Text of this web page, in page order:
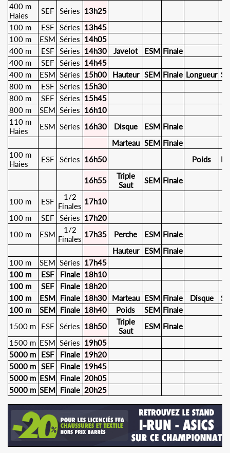
400 m
Haies
SEF Séries 13h25
100 m
ESF Séries 13h45
100 m
ESM Séries 14h05
400 m
ESF Séries 14h30 Javelot ESM Finale
400 m
SEF Séries 14h45
400 m
ESM Séries 15h00 Hauteur SEM Finale Longueur
800 m
ESF Séries 15h30
800 m
SEF Séries 15h45
800 m
SEM Séries 16h10
110 m
Haies
ESM Séries 16h30 Disque ESM Finale
Marteau SEM Finale
100 m
Haies
ESF Séries 16h50 Poids
16h55
Triple
Saut
SEM Finale
100 m ESF
1/2
Finales 17h10
100 m
SEF Séries 17h20
100 m
ESM
1/2
Finales 17h35 Perche ESM Finale
Hauteur
ESM Finale
100 m
SEM Séries 17h45
100 m
ESF Finale 18h10
100 m
SEF Finale 18h20
100 m
ESM Finale 18h30 Marteau ESM Finale Disque
100 m
SEM Finale 18h40 Poids SEM Finale
1500 m
ESF Séries 18h50
Triple
Saut
ESM Finale
1500 m ESM Séries 19h05
5000 m
ESF Finale 19h20
5000 m SEF Finale 19h45
5000 m ESM Finale 20h05
5000 m SEM Finale 20h25